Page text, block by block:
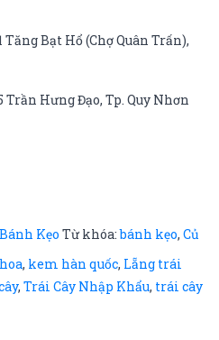
Bạt Hổ (Chợ Quân Trấn),
Trần Hưng Đạo, Tp. Quy Nhơn
Bánh Kẹo Từ khóa: bánh kẹo,Củ
hoa, kem hàn quốc, Lẵng trái
,Trái Cây Nhập Khẩu, trái cây